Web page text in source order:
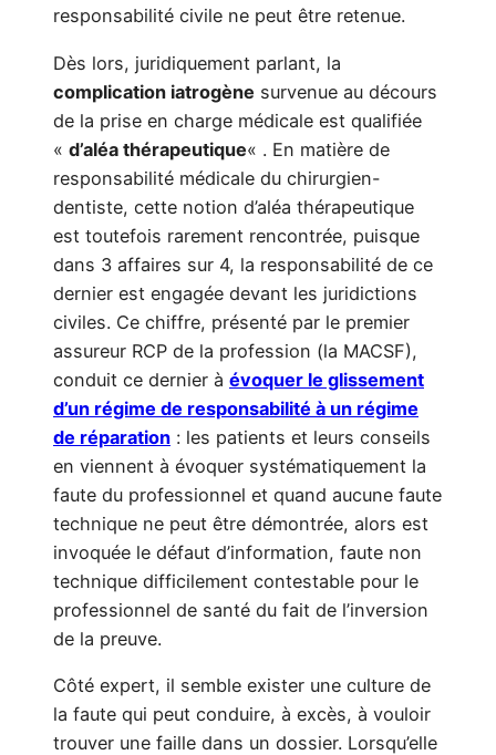
responsabilité civile ne peut être retenue.
Dès lors, juridiquement parlant, la
complication iatrogène survenue au décours
de la prise en charge médicale est qualifiée
« d’aléa thérapeutique« . En matière de
responsabilité médicale du chirurgien-
dentiste, cette notion d’aléa thérapeutique
est toutefois rarement rencontrée, puisque
dans 3 affaires sur 4, la responsabilité de ce
dernier est engagée devant les juridictions
civiles. Ce chiffre, présenté par le premier
assureur RCP de la profession (la MACSF),
conduit ce dernier à évoquer le glissement
d’un régime de responsabilité à un régime
de réparation : les patients et leurs conseils
en viennent à évoquer systématiquement la
faute du professionnel et quand aucune faute
technique ne peut être démontrée, alors est
invoquée le défaut d’information, faute non
technique difficilement contestable pour le
professionnel de santé du fait de l’inversion
de la preuve.
Côté expert, il semble exister une culture de
la faute qui peut conduire, à excès, à vouloir
trouver une faille dans un dossier. Lorsqu’elle